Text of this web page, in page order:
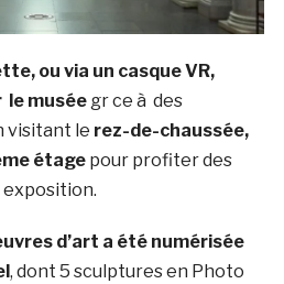
ou via un casque VR,
le muséegr ce à des
visitant le rez-de-chaussée,
étagepour profiter des
d’art a été numérisée
, dont 5 sculptures en Photo